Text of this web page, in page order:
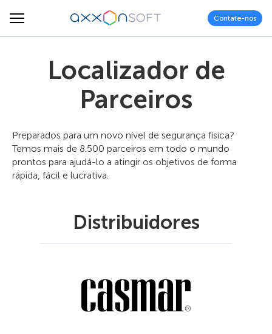
Contate-nos
Localizador de
Parceiros
Preparados para um novo nível de segurança física?
Temos mais de 8.500 parceiros em todo o mundo
prontos para ajudá-lo a atingir os objetivos de forma
rápida, fácil e lucrativa.
Distribuidores